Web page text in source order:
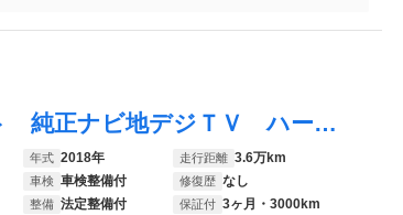
Ｆペイス Ｓ 禁煙車 ＬＥＤライト 純正ナビ地デジＴＶ ハーフレザー パノラミックサンルーフ 純正１９インチアルミ クリアランスソナー ３６０カメラ オートトランク シートヒーター マルチファンクションステアリング
年式 2018年 走行距離 3.6万km
車検 車検整備付 修復歴 なし
整備 法定整備付 保証付 3ヶ月・3000km